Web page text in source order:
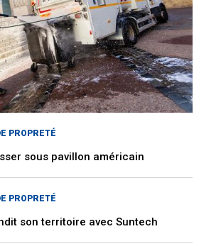
PROPRETÉ
sous pavillon américain
PROPRETÉ
son territoire avec Suntech